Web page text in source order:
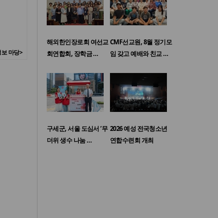
마당>
해외한인장로회 여선교
회연합회, 장학금 …
CMF선교원, 8월 정기모
임 갖고 예배와 친교 …
구세군, 서울 도심서 ‘무
더위 생수 나눔 …
2026 예성 전국청소년
연합수련회 개최